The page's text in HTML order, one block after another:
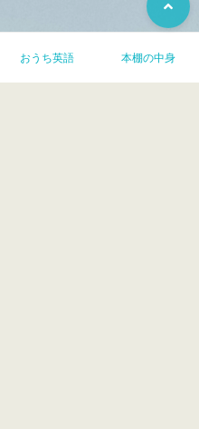
おうち英語 本棚の中身